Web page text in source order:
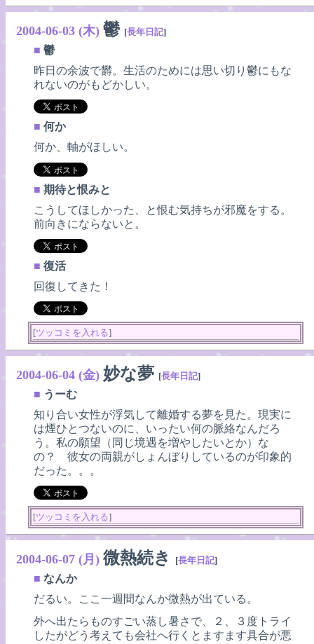
2004-06-03 (木) 鬱 [長年日記]
■ 鬱
昨日の余波で欝。生活のためには思い切り鬱にもな
れないのがもどかしい。
■ 何か
何か、軸がほしい。
■ 期待と恨みと
こうしてほしかった、と恨む気持ちが邪魔をする。
前向きにならないと。
■ 復活
回復してきた！
[ツッコミを入れる]
2004-06-04 (金) 妙な夢 [長年日記]
■ うーむ
知り合い女性が浮気して離婚する夢を見た。現実に
は煙ひとつないのに、いったい何の脈絡なんだろ
う。私の願望（同じ境遇を増やしたいとか）な
の？ 彼女の両親がしょんぼりしているのが印象的
だった。。。
[ツッコミを入れる]
2004-06-07 (月) 微熱続き [長年日記]
■ なんか
だるい。ここ一週間なんか微熱が出ている。
外へ出たらものすごい蒸し暑さで、２、３度トライ
したがどう考えても会社へ行くとますます具合が悪